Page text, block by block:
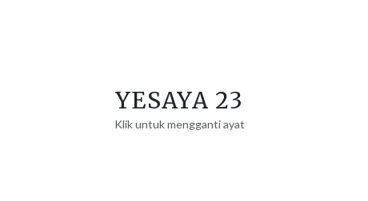
YESAYA 23
Klik untuk mengganti ayat